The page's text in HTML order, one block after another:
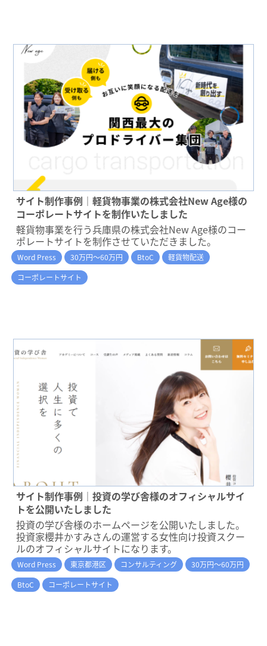
サイト制作事例｜軽貨物事業の株式会社New Age様の
コーポレートサイトを制作いたしました
軽貨物事業を行う兵庫県の株式会社New Age様のコー
ポレートサイトを制作させていただきました。
Word Press 30万円～60万円 BtoC
軽貨物配送
コーポレートサイト
サイト制作事例｜投資の学び舎様のオフィシャルサイ
トを公開いたしました
投資の学び舎様のホームページを公開いたしました。
投資家櫻井かすみさんの運営する女性向け投資スクー
ルのオフィシャルサイトになります。
Word Press 東京都港区 コンサルティング
30万円～60万円
BtoC
コーポレートサイト